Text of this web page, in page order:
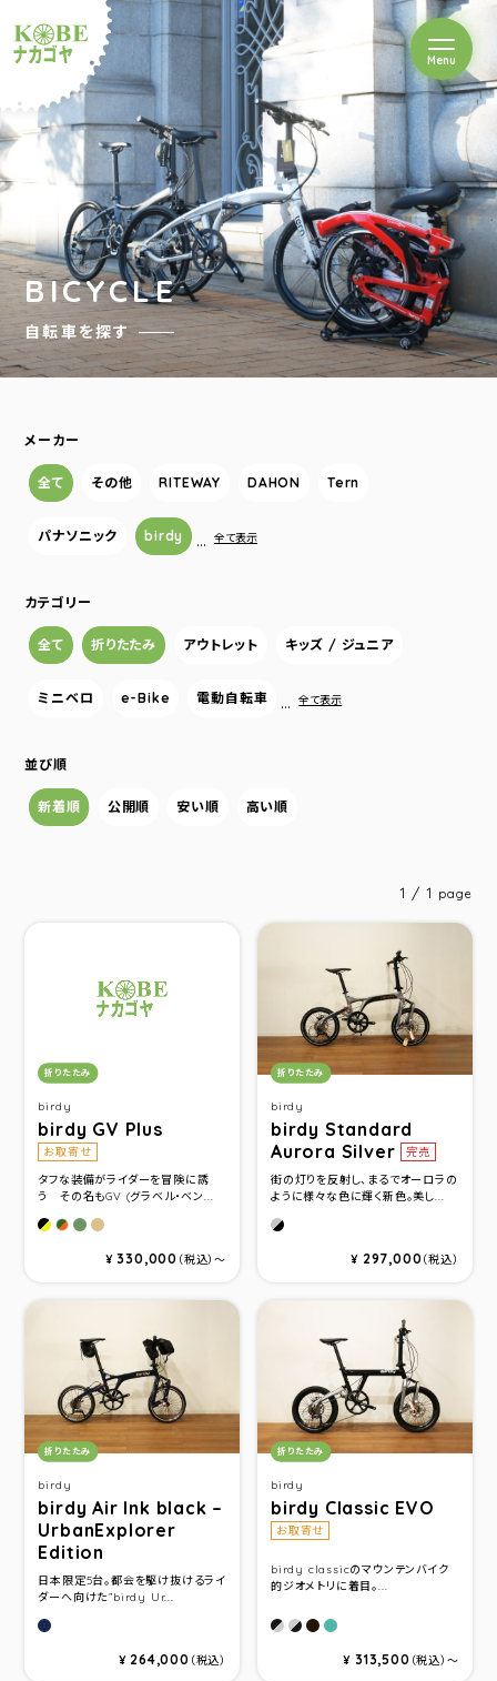
ルショップナカゴヤ
Menuを開閉
BICYCLE
自転車を探す
メーカー
全て その他 RITEWAY DAHON Tern
パナソニック birdy … 全て表示
カテゴリー
全て 折りたたみ アウトレット キッズ / ジュニア
ミニベロ e-Bike 電動自転車 … 全て表示
並び順
新着順 公開順 安い順 高い順
1 / 1 page
birdy
birdy GV Plus
お取寄せ
カテゴリ：
折りたたみ
タフな装備がライダーを冒険に誘
う その名もGV (グラベル・ベン...
マットブラック＆イエロー
フィールドグリーン＆オレンジ
フィールドグリーン
フィールドブラウン
¥ 330,000 （税込）〜
birdy
birdy Standard
Aurora Silver
完売
カテゴリ：
折りたたみ
街の灯りを反射し、まるでオーロラの
ように様々な色に輝く新色。美し...
オーロラシルバー
¥ 297,000（税込）
birdy
birdy Air Ink black –
UrbanExplorer
Edition
カテゴリ：
折りたたみ
日本限定5台。都会を駆け抜けるライ
ダーへ向けた”birdy Ur...
ミッドナイトブルー
¥ 264,000 （税込）
birdy
birdy Classic EVO
お取寄せ
カテゴリ：
折りたたみ
birdy classicのマウンテンバイク
的ジオメトリに着目。...
ブラック/シルバー
シルバー/ブラック
インクチタニウム
ターコイズメタリック
¥ 313,500 （税込）〜